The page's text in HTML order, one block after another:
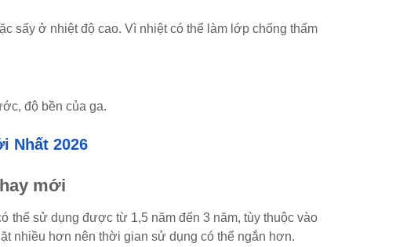
sấy ở nhiệt độ cao. Vì nhiệt có thể làm lớp chống thấm
độ bền của ga.
Nhất 2026
mới
thể sử dụng được từ 1,5 năm đến 3 năm, tùy thuộc vào
nhiều hơn nên thời gian sử dụng có thể ngắn hơn.